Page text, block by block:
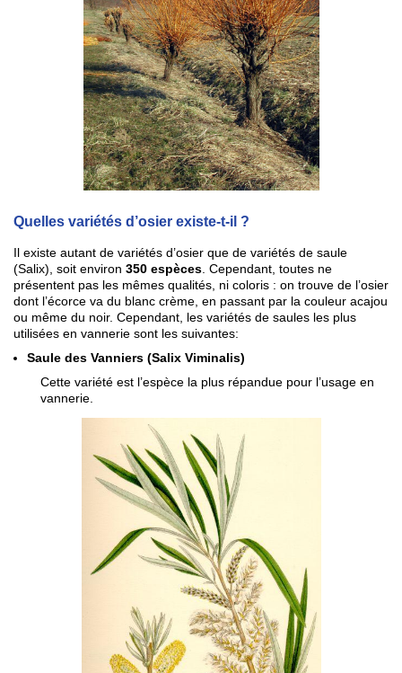
Quelles variétés d’osier existe-t-il ?
Il existe autant de variétés d’osier que de variétés de saule
(Salix), soit environ 350 espèces. Cependant, toutes ne
présentent pas les mêmes qualités, ni coloris : on trouve de l’osier
dont l’écorce va du blanc crème, en passant par la couleur acajou
ou même du noir. Cependant, les variétés de saules les plus
utilisées en vannerie sont les suivantes:
Saule des Vanniers (Salix Viminalis)
Cette variété est l’espèce la plus répandue pour l’usage en
vannerie.